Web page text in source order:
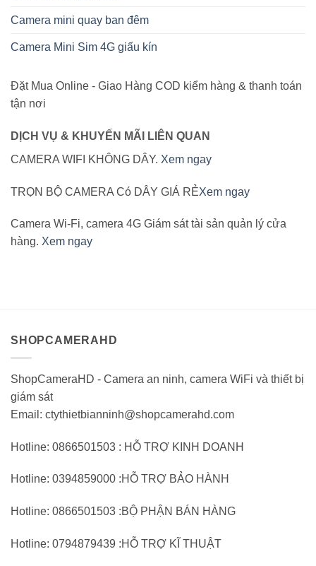
Camera mini quay ban đêm
Camera Mini Sim 4G giấu kín
Đặt Mua Online - Giao Hàng COD kiểm hàng & thanh toán
tận nơi
DỊCH VỤ & KHUYẾN MÃI LIÊN QUAN
CAMERA WIFI KHÔNG DÂY. Xem ngay
TRỌN BỘ CAMERA Có DÂY GIÁ RẺXem ngay
Camera Wi-Fi, camera 4G Giám sát tài sản quản lý cửa
hàng. Xem ngay
SHOPCAMERAHD
ShopCameraHD - Camera an ninh, camera WiFi và thiết bị
giám sát
Email: ctythietbianninh@shopcamerahd.com
Hotline: 0866501503 : HỖ TRỢ KINH DOANH
Hotline: 0394859000 :HỖ TRỢ BẢO HÀNH
Hotline: 0866501503 :BỘ PHẬN BÁN HÀNG
Hotline: 0794879439 :HỖ TRỢ KĨ THUẬT